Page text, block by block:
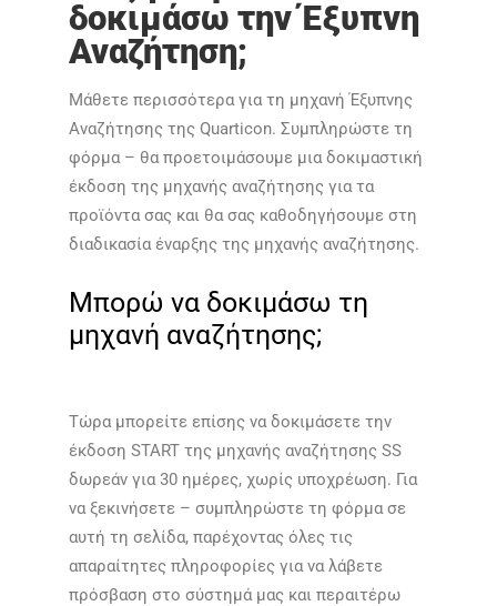
δοκιμάσω την Έξυπνη
Αναζήτηση;
Μάθετε περισσότερα για τη μηχανή Έξυπνης
Αναζήτησης της Quarticon. Συμπληρώστε τη
φόρμα – θα προετοιμάσουμε μια δοκιμαστική
έκδοση της μηχανής αναζήτησης για τα
προϊόντα σας και θα σας καθοδηγήσουμε στη
διαδικασία έναρξης της μηχανής αναζήτησης.
Μπορώ να δοκιμάσω τη
μηχανή αναζήτησης;
Τώρα μπορείτε επίσης να δοκιμάσετε την
έκδοση START της μηχανής αναζήτησης SS
δωρεάν για 30 ημέρες, χωρίς υποχρέωση. Για
να ξεκινήσετε – συμπληρώστε τη φόρμα σε
αυτή τη σελίδα, παρέχοντας όλες τις
απαραίτητες πληροφορίες για να λάβετε
πρόσβαση στο σύστημά μας και περαιτέρω